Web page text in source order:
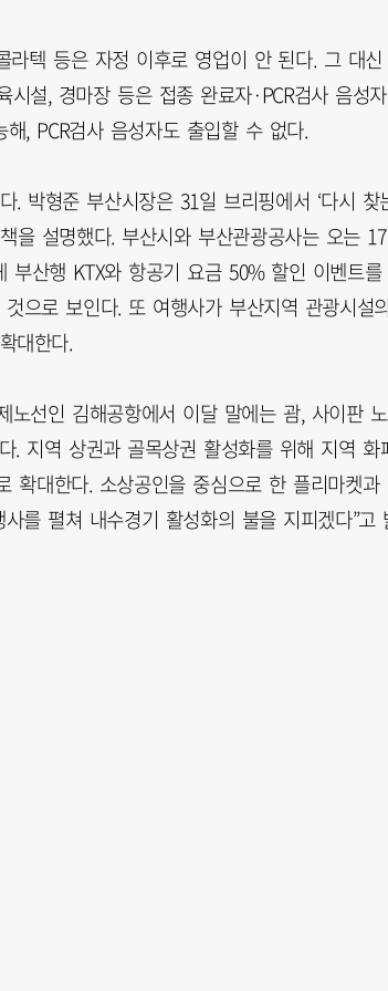
라텍 등은 자정 이후로 영업이 안 된다. 그 대신
시설, 경마장 등은 접종 완료자·PCR검사 음성자
, PCR검사 음성자도 출입할 수 없다.
박형준 부산시장은 31일 브리핑에서 ‘다시 찾
을 설명했다. 부산시와 부산관광공사는 오는
부산행 KTX와 항공기 요금 50% 할인 이벤트를
으로 보인다. 또 여행사가 부산지역 관광시설의
대한다.
선인 김해공항에서 이달 말에는 괌, 사이판
. 지역 상권과 골목상권 활성화를 위해 지역 화
확대한다. 소상공인을 중심으로 한 플리마켓과
를 펼쳐 내수경기 활성화의 불을 지피겠다”고